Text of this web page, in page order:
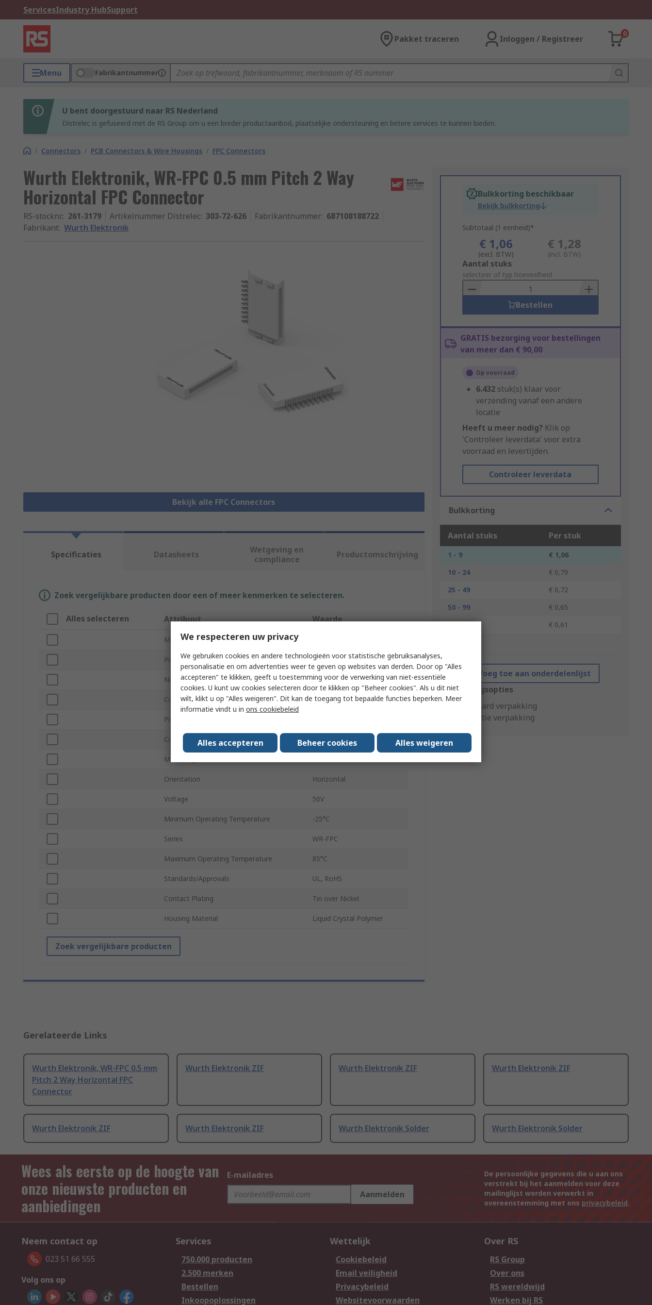
ServicesIndustry HubSupport
Pakket traceren Inloggen / Registreer
0
Menu Fabrikantnummer
U bent doorgestuurd naar RS Nederland
Distrelec is gefuseerd met de RS Group om u een breder productaanbod, plaatselijke ondersteuning en betere services te kunnen bieden.
/ Connectors / PCB Connectors & Wire Housings / FPC Connectors
Wurth Elektronik, WR-FPC 0.5 mm Pitch 2 Way
Horizontal FPC Connector
RS-stocknr.: 261-3179 Artikelnummer Distrelec: 303-72-626 Fabrikantnummer: 687108188722
Fabrikant: Wurth Elektronik
Bekijk alle FPC Connectors
Bulkkorting beschikbaar
Bekijk bulkkorting
Subtotaal (1 eenheid)*
€ 1,06
(excl. BTW)
€ 1,28
(incl. BTW)
Add
to
Basket
Aantal stuks
selecteer of typ hoeveelheid
Bestellen
GRATIS bezorging voor bestellingen
van meer dan € 90,00
Op voorraad
6.432 stuk(s) klaar voor
verzending vanaf een andere
locatie
Heeft u meer nodig? Klik op
'Controleer leverdata' voor extra
voorraad en levertijden.
Controleer leverdata
Bulkkorting
Aantal stuks Per stuk
1 - 9
€ 1,06
10 - 24
€ 0,79
25 - 49
€ 0,72
50 - 99
€ 0,65
100 +
€ 0,61
Voeg toe aan onderdelenlijst
Verpakkingsopties
Standaard verpakking
Productie verpakking
Specificaties Datasheets
Wetgeving en
compliance
Productomschrijving
Zoek vergelijkbare producten door een of meer kenmerken te selecteren.
Alles selecteren Attribuut Waarde
Merk
Product Type FPC Connector
Number of Contacts 2
Contact Material Copper Alloy
Pitch
Current 500mA
Mount Type
Orientation Horizontal
Voltage 50V
Minimum Operating Temperature -25°C
Series WR-FPC
Maximum Operating Temperature 85°C
Standards/Approvals UL, RoHS
Contact Plating Tin over Nickel
Housing Material Liquid Crystal Polymer
Zoek vergelijkbare producten
Gerelateerde Links
Wurth Elektronik, WR-FPC 0.5 mm
Pitch 2 Way Horizontal FPC
Connector
Wurth Elektronik ZIF Wurth Elektronik ZIF Wurth Elektronik ZIF
Wurth Elektronik ZIF Wurth Elektronik ZIF Wurth Elektronik Solder Wurth Elektronik Solder
Wees als eerste op de hoogte van
onze nieuwste producten en
aanbiedingen
E-mailadres
Aanmelden
De persoonlijke gegevens die u aan ons
verstrekt bij het aanmelden voor deze
mailinglijst worden verwerkt in
overeenstemming met ons privacybeleid.
Neem contact op
023 51 66 555
Volg ons op
Services
750.000 producten
2.500 merken
Bestellen
Inkoopoplossingen
Wettelijk
Cookiebeleid
Email veiligheid
Privacybeleid
Websitevoorwaarden
Over RS
RS Group
Over ons
RS wereldwijd
Werken bij RS
We respecteren uw privacy
We gebruiken cookies en andere technologieën voor statistische gebruiksanalyses,
personalisatie en om advertenties weer te geven op websites van derden. Door op "Alles
accepteren" te klikken, geeft u toestemming voor de verwerking van niet-essentiële
cookies. U kunt uw cookies selecteren door te klikken op "Beheer cookies". Als u dit niet
wilt, klikt u op "Alles weigeren". Dit kan de toegang tot bepaalde functies beperken. Meer
informatie vindt u in ons cookiebeleid
Alles accepteren Beheer cookies Alles weigeren